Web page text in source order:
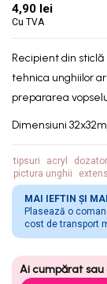
4,90 lei
Cu TVA
Recipient din
tehnica unghiilor
prepararea
Dimensiuni
tipsuri acryl dozator
pictura unghii
MAI IEFTIN ȘI
Plasează o
cost de transport